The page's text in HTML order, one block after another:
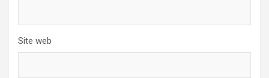
Site web